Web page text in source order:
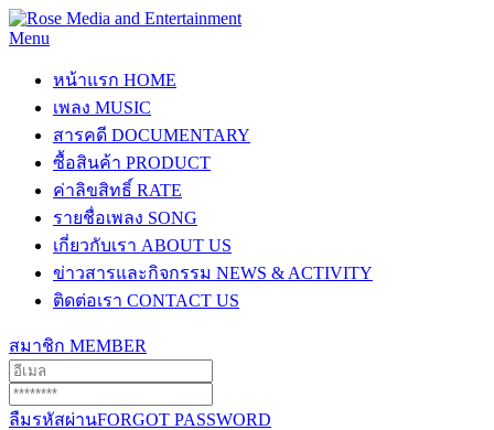
Menu
หน้าแรก HOME
เพลง MUSIC
สารคดี DOCUMENTARY
ซื้อสินค้า PRODUCT
ค่าลิขสิทธิ์ RATE
รายชื่อเพลง SONG
เกี่ยวกับเรา ABOUT US
ข่าวสารและกิจกรรม NEWS & ACTIVITY
ติดต่อเรา CONTACT US
สมาชิก MEMBER
ลืมรหัสผ่านFORGOT PASSWORD